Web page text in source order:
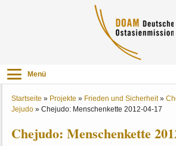
Menü
Startseite » Projekte » Frieden und Sicherheit»
Jejudo »Chejudo: Menschenkette 2012-04-17
Chejudo: Menschenkette